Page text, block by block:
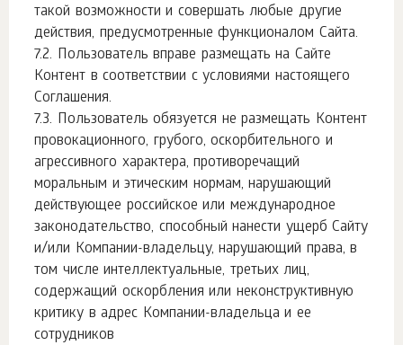
такой возможности и совершать любые другие
действия, предусмотренные функционалом Сайта.
Пользователь вправе размещать на Сайте
Контент в соответствии с условиями настоящего
Соглашения.
Пользователь обязуется не размещать Контент
провокационного, грубого, оскорбительного и
агрессивного характера, противоречащий
моральным и этическим нормам, нарушающий
действующее российское или международное
законодательство, способный нанести ущерб Сайту
и/или Компании-владельцу, нарушающий права, в
том числе интеллектуальные, третьих лиц,
содержащий оскорбления или неконструктивную
критику в адрес Компании-владельца и ее
сотрудников